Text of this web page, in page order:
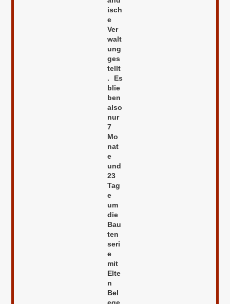
isch
e
Ver
walt
ung
ges
tellt
. Es
blie
ben
also
nur
7
Mo
nat
e
und
23
Tag
e
um
die
Bau
ten
seri
e
mit
Elte
n
Bel